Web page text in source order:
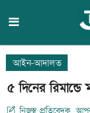
আইন-আদালত
৫ দিনের